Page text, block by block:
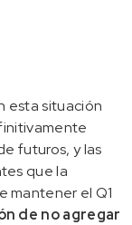
esta situación
futuros, y las
que la
mantener el Q1
de no agregar